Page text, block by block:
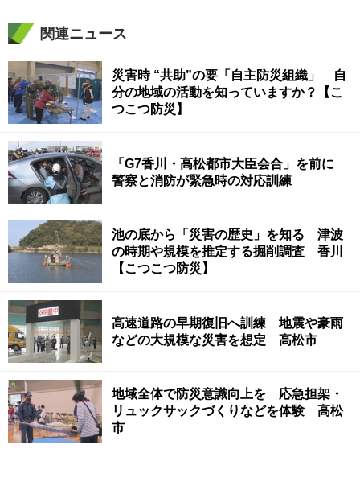
関連ニュース
災害時 “共助”の要「自主防災組織」 自
分の地域の活動を知っていますか？【こ
つこつ防災】
「G7香川・高松都市大臣会合」を前に
警察と消防が緊急時の対応訓練
池の底から「災害の歴史」を知る 津波
の時期や規模を推定する掘削調査 香川
【こつこつ防災】
高速道路の早期復旧へ訓練 地震や豪雨
などの大規模な災害を想定 高松市
地域全体で防災意識向上を 応急担架・
リュックサックづくりなどを体験 高松
市